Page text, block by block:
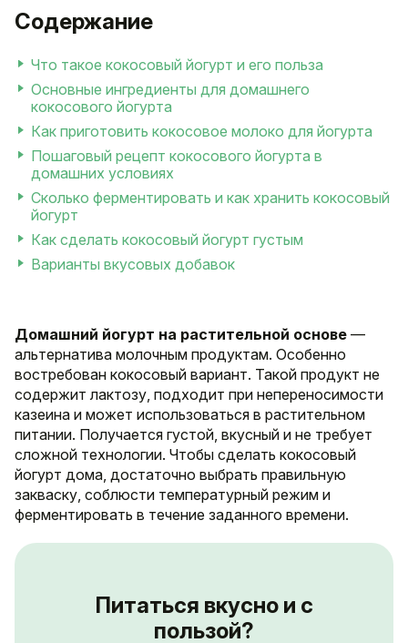
Содержание
Что такое кокосовый йогурт и его польза
Основные ингредиенты для домашнего
кокосового йогурта
Как приготовить кокосовое молоко для йогурта
Пошаговый рецепт кокосового йогурта в
домашних условиях
Сколько ферментировать и как хранить кокосовый
йогурт
Как сделать кокосовый йогурт густым
Варианты вкусовых добавок
Домашний йогурт на растительной основе —
альтернатива молочным продуктам. Особенно
востребован кокосовый вариант. Такой продукт не
содержит лактозу, подходит при непереносимости
казеина и может использоваться в растительном
питании. Получается густой, вкусный и не требует
сложной технологии. Чтобы сделать кокосовый
йогурт дома, достаточно выбрать правильную
закваску, соблюсти температурный режим и
ферментировать в течение заданного времени.
Питаться вкусно и с
пользой?